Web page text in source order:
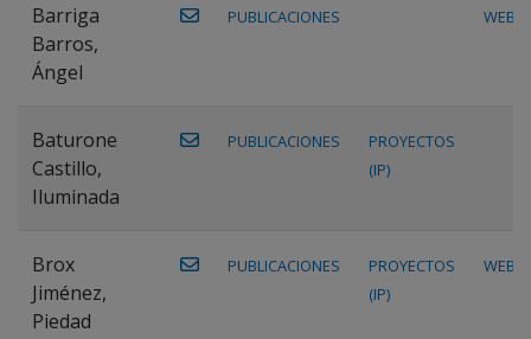
Barriga
Barros,
Ángel
PUBLICACIONES WEB
Baturone
Castillo,
Iluminada
PUBLICACIONES
PROYECTOS
(IP)
Brox
Jiménez,
Piedad
PUBLICACIONES
PROYECTOS
(IP)
WEB